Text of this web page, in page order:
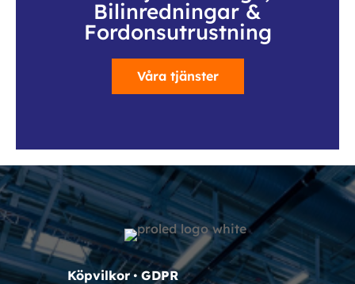
Bilinredningar &
Fordonsutrustning
Våra tjänster
Köpvilkor•GDPR